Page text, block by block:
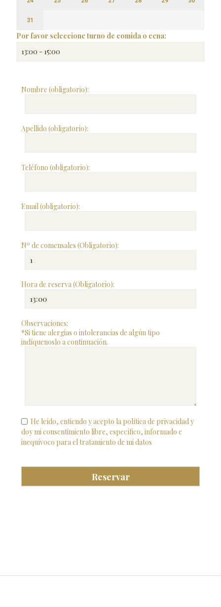
Por favor seleccione turno de comida o cena:
31
Nombre (obligatorio):
Apellido (obligatorio):
Teléfono (obligatorio):
Email (obligatorio):
Nº de comensales (Obligatorio):
Hora de reserva (Obligatorio):
Observaciones:
*Si tiene alergias o intolerancias de algún tipo
indíquenoslo a continuación.
He leído, entiendo y acepto la política de privacidad y
doy mi consentimiento libre, específico, informado e
inequívoco para el tratamiento de mi datos